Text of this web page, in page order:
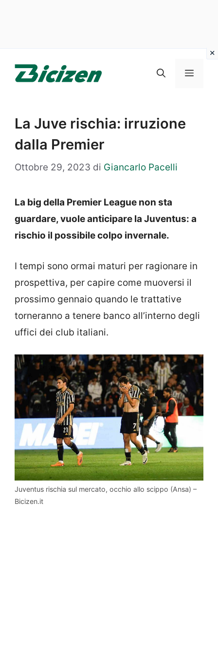
Menu
La Juve rischia: irruzione
dalla Premier
Ottobre 29, 2023 di Giancarlo Pacelli
La big della Premier League non sta
guardare, vuole anticipare la Juventus: a
rischio il possibile colpo invernale.
I tempi sono ormai maturi per ragionare in
prospettiva, per capire come muoversi il
prossimo gennaio quando le trattative
torneranno a tenere banco all’interno degli
uffici dei club italiani.
Juventus rischia sul mercato, occhio allo scippo (Ansa) –
Bicizen.it